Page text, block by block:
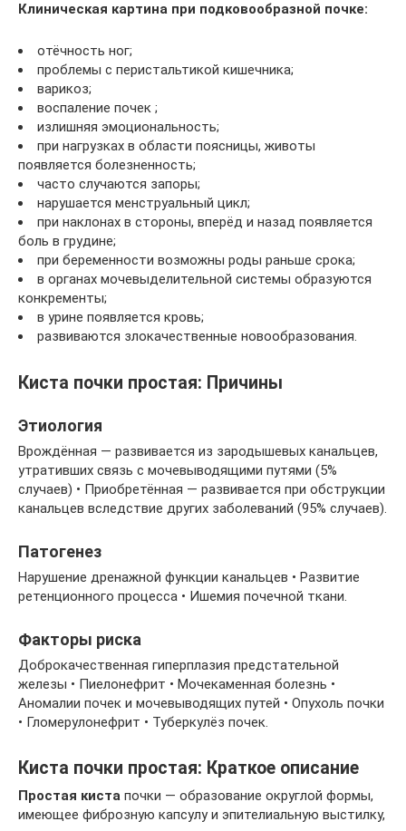
Клиническая картина при подковообразной почке:
отёчность ног;
проблемы с перистальтикой кишечника;
варикоз;
воспаление почек ;
излишняя эмоциональность;
при нагрузках в области поясницы, животы
появляется болезненность;
часто случаются запоры;
нарушается менструальный цикл;
при наклонах в стороны, вперёд и назад появляется
боль в грудине;
при беременности возможны роды раньше срока;
в органах мочевыделительной системы образуются
конкременты;
в урине появляется кровь;
развиваются злокачественные новообразования.
Киста почки простая: Причины
Этиология
Врождённая — развивается из зародышевых канальцев,
утративших связь с мочевыводящими путями (5%
случаев) • Приобретённая — развивается при обструкции
канальцев вследствие других заболеваний (95% случаев).
Патогенез
Нарушение дренажной функции канальцев • Развитие
ретенционного процесса • Ишемия почечной ткани.
Факторы риска
Доброкачественная гиперплазия предстательной
железы • Пиелонефрит • Мочекаменная болезнь •
Аномалии почек и мочевыводящих путей • Опухоль почки
• Гломерулонефрит • Туберкулёз почек.
Киста почки простая: Краткое описание
Простая киста почки — образование округлой формы,
имеющее фиброзную капсулу и эпителиальную выстилку,